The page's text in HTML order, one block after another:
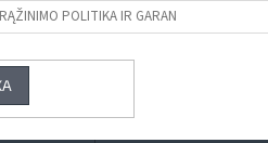
POLITIKA IR GARANTIJA